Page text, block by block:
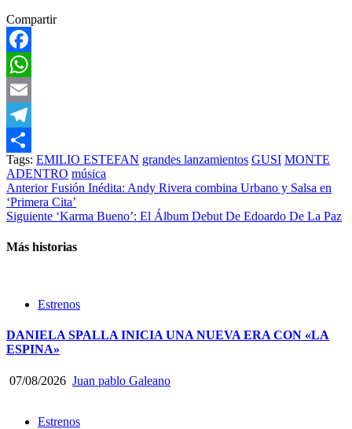
Compartir
Facebook
WhatsApp
Email
Telegram
Compartir
Tags: EMILIO ESTEFAN grandes lanzamientos GUSI MONTE
ADENTRO música
AnteriorFusión Inédita: Andy Rivera combina Urbano y Salsa en
‘Primera Cita’
Siguiente ‘Karma Bueno’: El Álbum Debut De Edoardo De La Paz
Más historias
Estrenos
DANIELA SPALLA INICIA UNA NUEVA ERA CON «LA
ESPINA»
07/08/2026 Juan pablo Galeano
Estrenos